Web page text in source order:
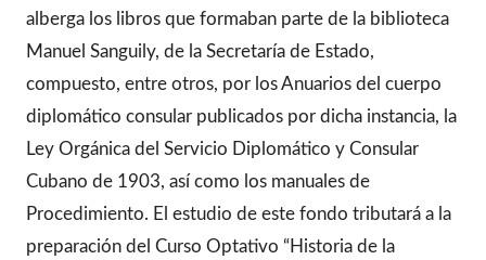
alberga los libros que formaban parte de la biblioteca
Manuel Sanguily, de la Secretaría de Estado,
compuesto, entre otros, por los Anuarios del cuerpo
diplomático consular publicados por dicha instancia, la
Ley Orgánica del Servicio Diplomático y Consular
Cubano de 1903, así como los manuales de
Procedimiento. El estudio de este fondo tributará a la
preparación del Curso Optativo “Historia de la